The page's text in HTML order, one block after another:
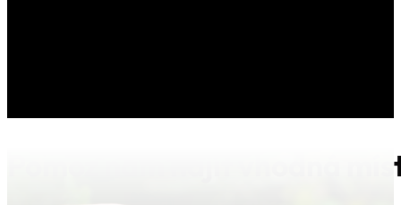
najít vhodná